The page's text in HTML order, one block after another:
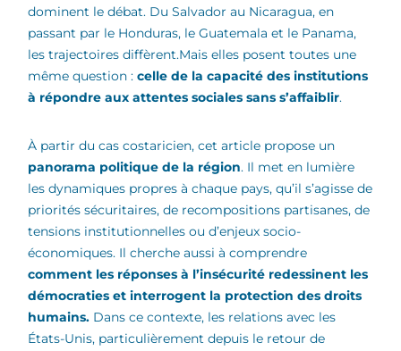
dominent le débat. Du Salvador au Nicaragua, en
passant par le Honduras, le Guatemala et le Panama,
les trajectoires diffèrent.Mais elles posent toutes une
même question :celle de la capacité des institutions
à répondre aux attentes sociales sans s’affaiblir.
À partir du cas costaricien, cet article propose un
panorama politique de la région. Il met en lumière
les dynamiques propres à chaque pays, qu’il s’agisse de
priorités sécuritaires, de recompositions partisanes, de
tensions institutionnelles ou d’enjeux socio-
économiques. Il cherche aussi à comprendre
comment les réponses à l’insécurité redessinent les
démocraties et interrogent la protection des droits
humains. Dans ce contexte, les relations avec les
États-Unis, particulièrement depuis le retour de